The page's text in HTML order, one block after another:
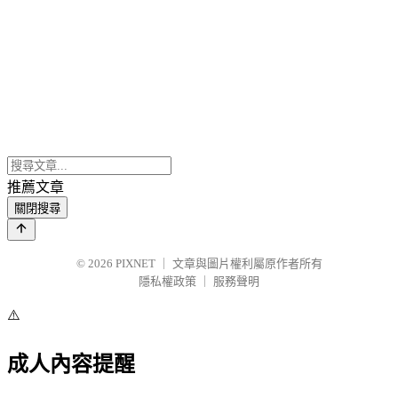
推薦文章
關閉搜尋
© 2026 PIXNET
文章與圖片權利屬原作者所有
隱私權政策
服務聲明
⚠️
成人內容提醒